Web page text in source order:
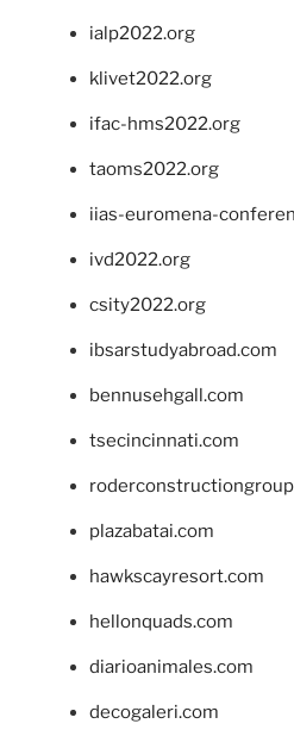
ialp2022.org
klivet2022.org
ifac-hms2022.org
taoms2022.org
iias-euromena-
ivd2022.org
csity2022.org
ibsarstudyabroad.com
bennusehgall.com
tsecincinnati.com
plazabatai.com
hawkscayresort.com
hellonquads.com
diarioanimales.com
decogaleri.com